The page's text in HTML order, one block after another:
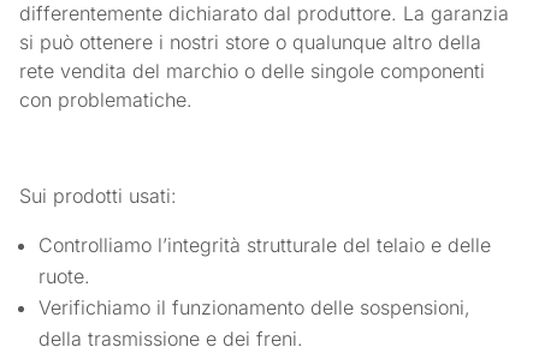
differentemente dichiarato dal produttore. La garanzia
si può ottenere i nostri store o qualunque altro della
rete vendita del marchio o delle singole componenti
con problematiche.
Sui prodotti usati:
Controlliamo l’integrità strutturale del telaio e delle
ruote.
Verifichiamo il funzionamento delle sospensioni,
della trasmissione e dei freni.